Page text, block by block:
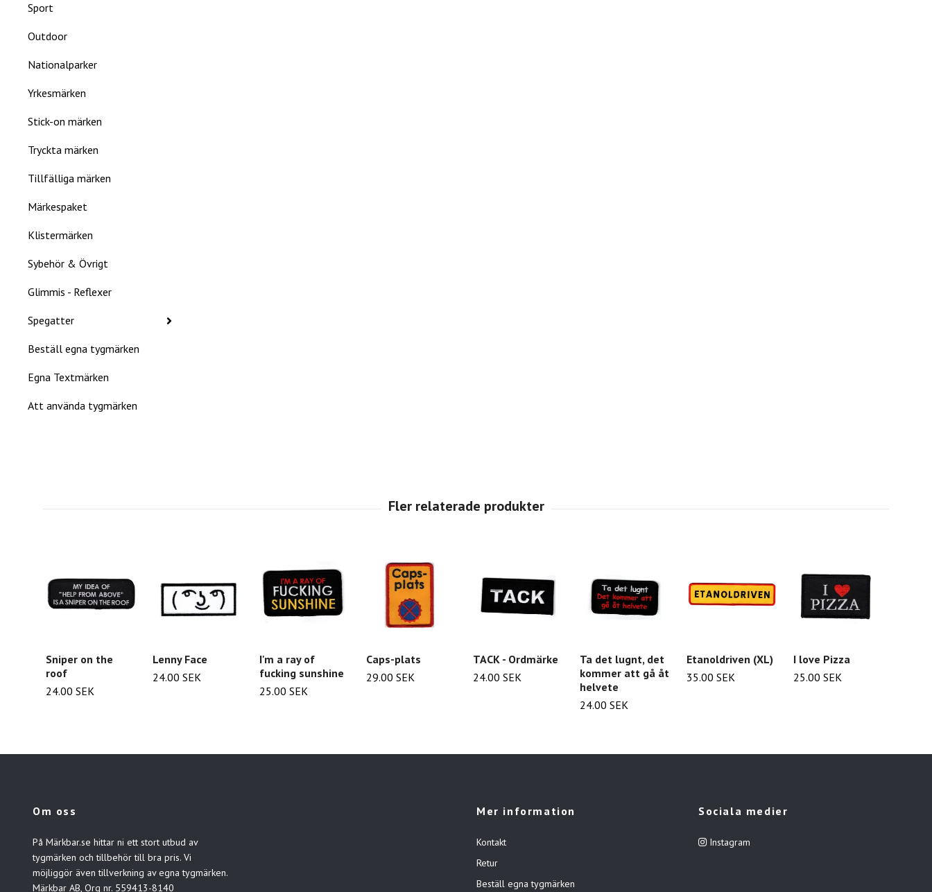
Sport
Outdoor
Nationalparker
Yrkesmärken
Stick-on märken
Tryckta märken
Tillfälliga märken
Märkespaket
Klistermärken
Sybehör & Övrigt
Glimmis - Reflexer
Spegatter
Beställ egna tygmärken
Egna Textmärken
Att använda tygmärken
Sniper on the
roof
24.00 SEK
Lenny Face
24.00 SEK
I'm a ray of
fucking sunshine
25.00 SEK
Caps-plats
29.00 SEK
TACK - Ordmärke
24.00 SEK
Ta det lugnt, det
kommer att gå åt
helvete
24.00 SEK
Etanoldriven (XL)
35.00 SEK
I love Pizza
25.00 SEK
Om oss
På Märkbar.se hittar ni ett stort utbud av
tygmärken och tillbehör till bra pris. Vi
möjliggör även tillverkning av egna tygmärken.
Märkbar AB, Org nr. 559413-8140
Mer information
Kontakt
Retur
Beställ egna tygmärken
Sociala medier
Instagram